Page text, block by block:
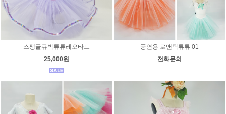
스팽글큐빅튜튜레오타드
25,000원
공연용 로맨틱튜튜 01
전화문의